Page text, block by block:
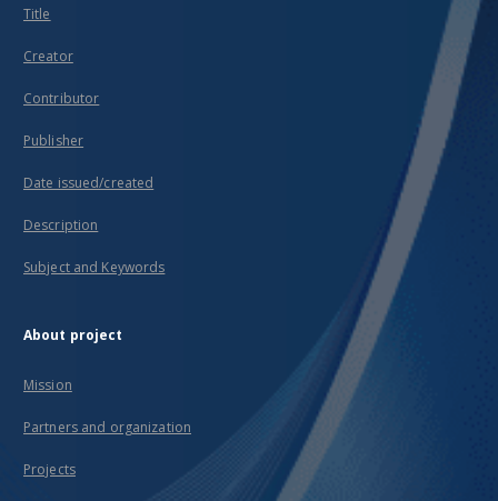
Title
Creator
Contributor
Publisher
Date issued/created
Description
Subject and Keywords
About project
Mission
Partners and organization
Projects